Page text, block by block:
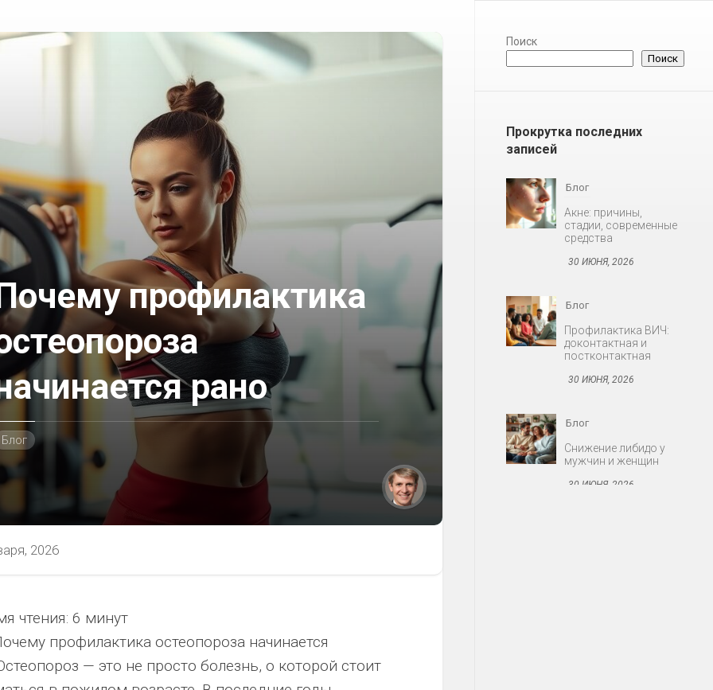
профилактика
рано
Блог
2026
чтения: 6 минут
профилактика остеопороза начинается
— это не просто болезнь, о которой стоит
Поиск
Поиск
Прокрутка последних
записей
Блог
Акне: причины,
стадии, современные
средства
30 ИЮНЯ, 2026
Блог
Профилактика ВИЧ:
доконтактная и
постконтактная
30 ИЮНЯ, 2026
Блог
Снижение либидо у
мужчин и женщин
30 ИЮНЯ, 2026